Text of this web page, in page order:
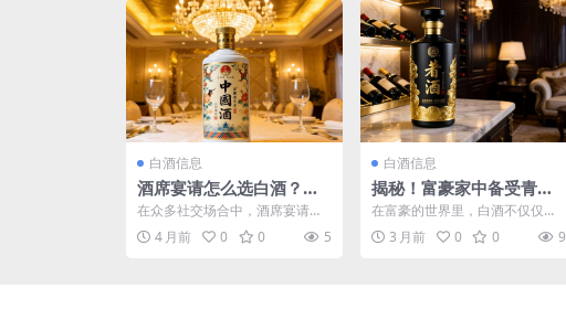
白酒信息
酒席宴请怎么选白酒？这
些高性价比之选值得考虑
在众多社交场合中，酒席宴请无
疑是极具重要性的活动，而白酒
在其中扮演着不可或缺的角...
4 月前 0 0 5
白酒信息
揭秘！富豪家中备受青睐
的白酒究竟叫什么
在富豪的世界里，白酒不仅仅是
一种饮品，更是身份、品味与文
化底蕴的象征。他们所钟爱...
3 月前 0 0 9